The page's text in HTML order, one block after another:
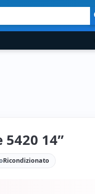
14”
Ricondizionato